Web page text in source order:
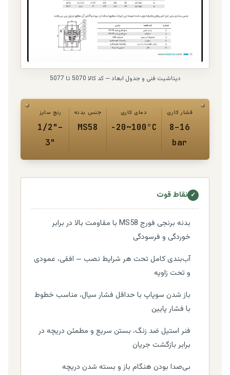
دیتاشیت فنی و جدول ابعاد — کد کالا 5070 تا 5077
فشار کاری
8–16
bar
دمای کاری
-20~100°C
جنس بدنه
MS58
رنج سایز
1/2"–
3"
✓ نقاط قوت
بدنه برنجی فورج MS58 با مقاومت بالا در برابر
خوردگی و فرسودگی
آب‌بندی کامل تحت هر شرایط نصب — افقی، عمودی
و تحت زاویه
باز شدن سوپاپ با حداقل فشار سیال، مناسب خطوط
با فشار پایین
فنر استیل ضد زنگ، بستن سریع و مطمئن دریچه در
برابر بازگشت جریان
بی‌صدا بودن هنگام باز و بسته شدن دریچه